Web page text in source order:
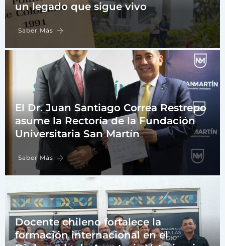
un legado que sigue vivo
Saber Más
El Dr. Juan Santiago Correa Restrepo
asume la Rectoría de la Fundación
Universitaria San Martín
Saber Más
Docente chileno fortalece la
formación internacional en el